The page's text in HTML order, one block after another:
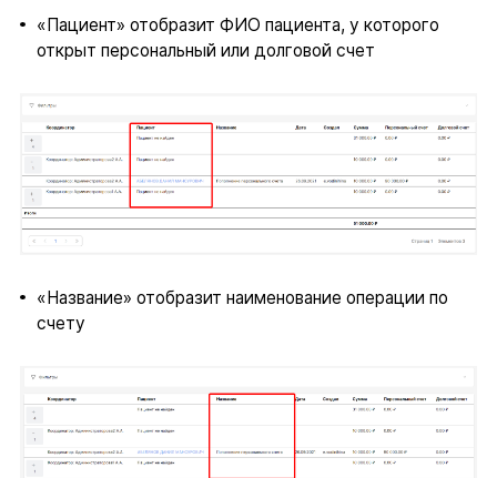
«Пациент» отобразит ФИО пациента, у которого
открыт персональный или долговой счет
«Название» отобразит наименование операции по
счету